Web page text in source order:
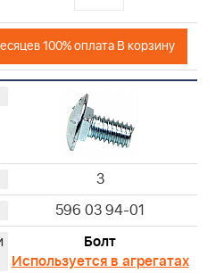
100% оплата В корзину
3
596 03 94-01
Болт
Используется в агрегатах